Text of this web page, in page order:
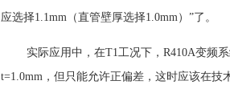
应选择1.1mm（直管壁厚选择1.0mm）”了。
实际应用中，在T1工况下，R410A变频
t=1.0mm，但只能允许正偏差，这时应该在